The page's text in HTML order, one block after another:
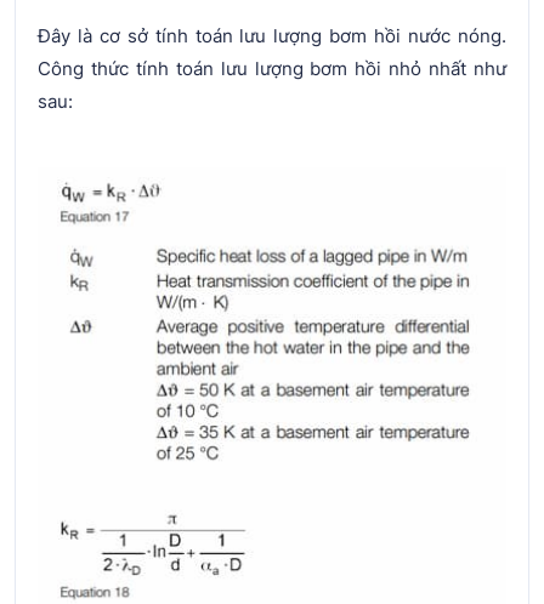
Đây là cơ sở tính toán lưu lượng bơm hồi nước nóng.
Công thức tính toán lưu lượng bơm hồi nhỏ nhất như
sau: